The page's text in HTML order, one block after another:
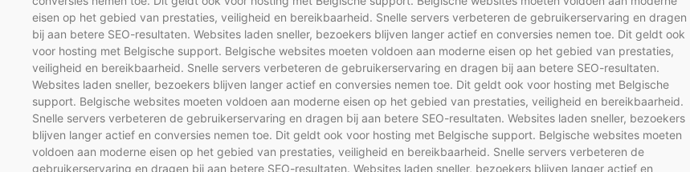
eisen op het gebied van prestaties, veiligheid en bereikbaarheid. Snelle servers verbeteren de gebruikerservaring en dragen
bij aan betere SEO-resultaten. Websites laden sneller, bezoekers blijven langer actief en conversies nemen toe. Dit geldt ook
voor hosting met Belgische support. Belgische websites moeten voldoen aan moderne eisen op het gebied van prestaties,
veiligheid en bereikbaarheid. Snelle servers verbeteren de gebruikerservaring en dragen bij aan betere SEO-resultaten.
Websites laden sneller, bezoekers blijven langer actief en conversies nemen toe. Dit geldt ook voor hosting met Belgische
support. Belgische websites moeten voldoen aan moderne eisen op het gebied van prestaties, veiligheid en bereikbaarheid.
Snelle servers verbeteren de gebruikerservaring en dragen bij aan betere SEO-resultaten. Websites laden sneller, bezoekers
blijven langer actief en conversies nemen toe. Dit geldt ook voor hosting met Belgische support. Belgische websites moeten
voldoen aan moderne eisen op het gebied van prestaties, veiligheid en bereikbaarheid. Snelle servers verbeteren de
gebruikerservaring en dragen bij aan betere SEO-resultaten. Websites laden sneller, bezoekers blijven langer actief en